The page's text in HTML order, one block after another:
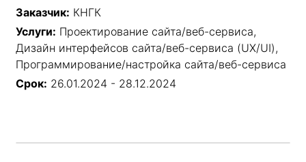
Заказчик: КНГК
Услуги: Проектирование сайта/веб-сервиса,
Дизайн интерфейсов сайта/веб-сервиса (UX/UI),
Программирование/настройка сайта/веб-сервиса
Срок: 26.01.2024 - 28.12.2024